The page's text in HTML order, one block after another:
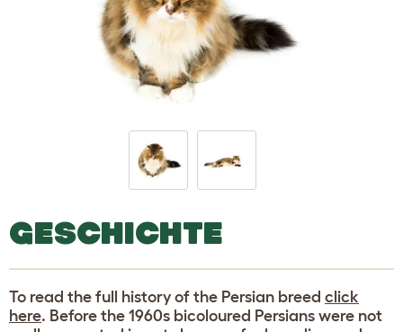
GESCHICHTE
To read the full history of the Persian breed click
here. Before the 1960s bicoloured Persians were not